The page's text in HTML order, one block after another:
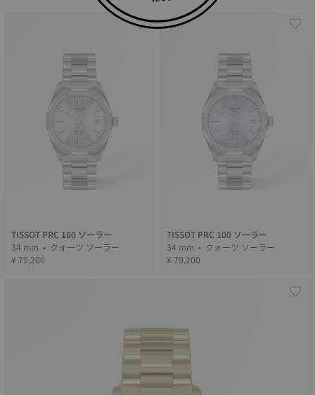
TISSOT PRC 100 ソーラー
34 mm • クォーツ ソーラー
¥ 79,200
TISSOT PRC 100 ソーラー
34 mm • クォーツ ソーラー
¥ 79,200